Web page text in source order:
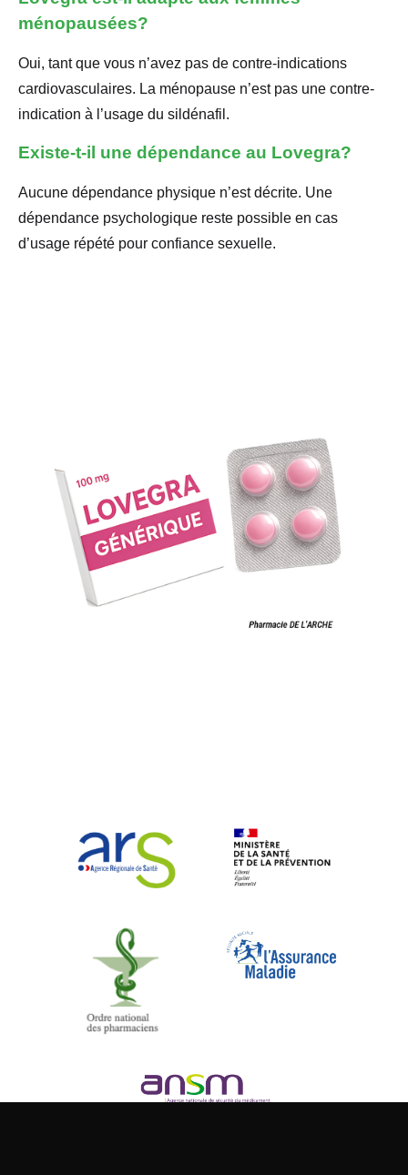
ménopausées?
Oui, tant que vous n’avez pas de contre-indications
cardiovasculaires. La ménopause n’est pas une contre-
indication à l’usage du sildénafil.
Existe-t-il une dépendance au Lovegra?
Aucune dépendance physique n’est décrite. Une
dépendance psychologique reste possible en cas
d’usage répété pour confiance sexuelle.